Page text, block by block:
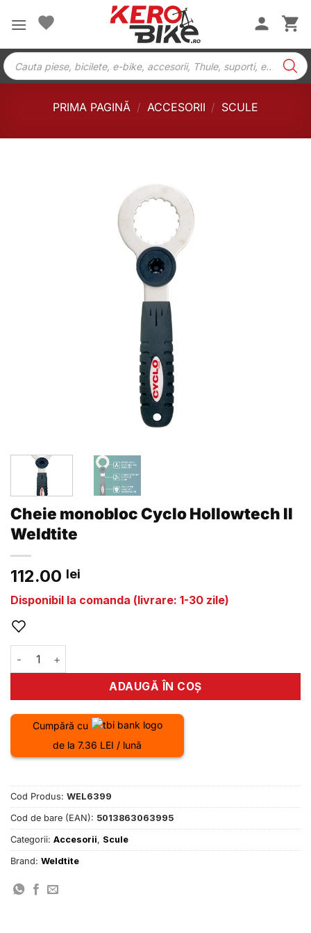
Products
search
PRIMA PAGINĂ / ACCESORII / SCULE
Cheie monobloc Cyclo Hollowtech II
Weldtite
112.00 lei
Disponibil la comanda (livrare: 1-30 zile)
Cantitate Cheie monobloc Cyclo Hollowtech II Weldtite
ADAUGĂ ÎN COȘ
Cumpără cu
de la 7.36 LEI / lună
Cod Produs: WEL6399
Cod de bare (EAN): 5013863063995
Categorii: Accesorii, Scule
Brand: Weldtite